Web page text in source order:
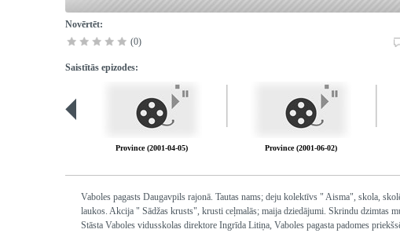
Novērtēt:
(0)
Saistītās epizodes:
Province (2001-04-05) Province (2001-06-02)
Vaboles pagasts Daugavpils rajonā. Tautas nams; deju kolektīvs " Aisma", skola,
laukos. Akcija " Sādžas krusts", krusti ceļmalās; maija dziedājumi. Skrindu dzimtas
Stāsta Vaboles vidusskolas direktore Ingrīda Litiņa, Vaboles pagasta padomes